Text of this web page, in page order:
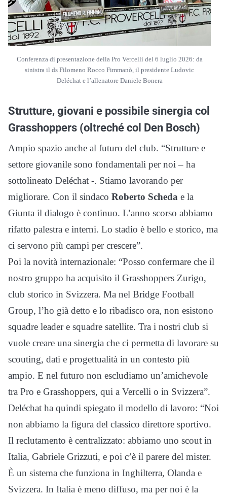
Conferenza di presentazione della Pro Vercelli del 6 luglio 2026: da
sinistra il ds Filomeno Rocco Fimmanò, il presidente Ludovic
Deléchat e l’allenatore Daniele Bonera
Strutture, giovani e possibile sinergia col
Grasshoppers (oltreché col Den Bosch)
Ampio spazio anche al futuro del club. “Strutture e
settore giovanile sono fondamentali per noi – ha
sottolineato Deléchat -. Stiamo lavorando per
migliorare. Con il sindaco Roberto Scheda e la
Giunta il dialogo è continuo. L’anno scorso abbiamo
rifatto palestra e interni. Lo stadio è bello e storico, ma
ci servono più campi per crescere”.
Poi la novità internazionale: “Posso confermare che il
nostro gruppo ha acquisito il Grasshoppers Zurigo,
club storico in Svizzera. Ma nel Bridge Football
Group, l’ho già detto e lo ribadisco ora, non esistono
squadre leader e squadre satellite. Tra i nostri club si
vuole creare una sinergia che ci permetta di lavorare su
scouting, dati e progettualità in un contesto più
ampio. E nel futuro non escludiamo un’amichevole
tra Pro e Grasshoppers, qui a Vercelli o in Svizzera”.
Deléchat ha quindi spiegato il modello di lavoro: “Noi
non abbiamo la figura del classico direttore sportivo.
Il reclutamento è centralizzato: abbiamo uno scout in
Italia, Gabriele Grizzuti, e poi c’è il parere del mister.
È un sistema che funziona in Inghilterra, Olanda e
Svizzera. In Italia è meno diffuso, ma per noi è la